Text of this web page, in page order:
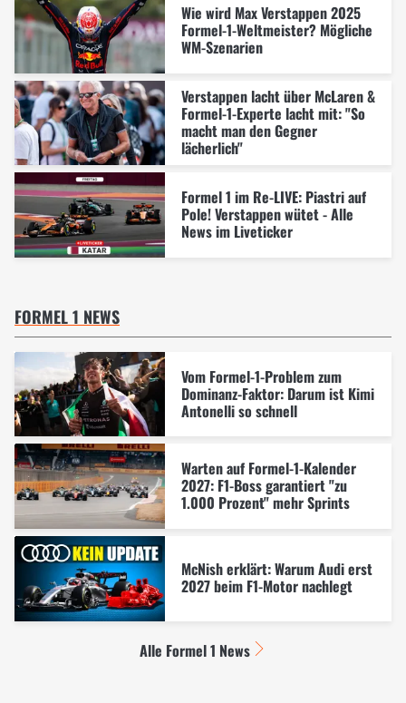
Wie wird Max Verstappen 2025
Formel-1-Weltmeister? Mögliche
WM-Szenarien
Verstappen lacht über McLaren &
Formel-1-Experte lacht mit: "So
macht man den Gegner
lächerlich"
Formel 1 im Re-LIVE: Piastri auf
Pole! Verstappen wütet - Alle
News im Liveticker
FORMEL 1 NEWS
Vom Formel-1-Problem zum
Dominanz-Faktor: Darum ist Kimi
Antonelli so schnell
Warten auf Formel-1-Kalender
2027: F1-Boss garantiert "zu
1.000 Prozent" mehr Sprints
McNish erklärt: Warum Audi erst
2027 beim F1-Motor nachlegt
Alle Formel 1 News